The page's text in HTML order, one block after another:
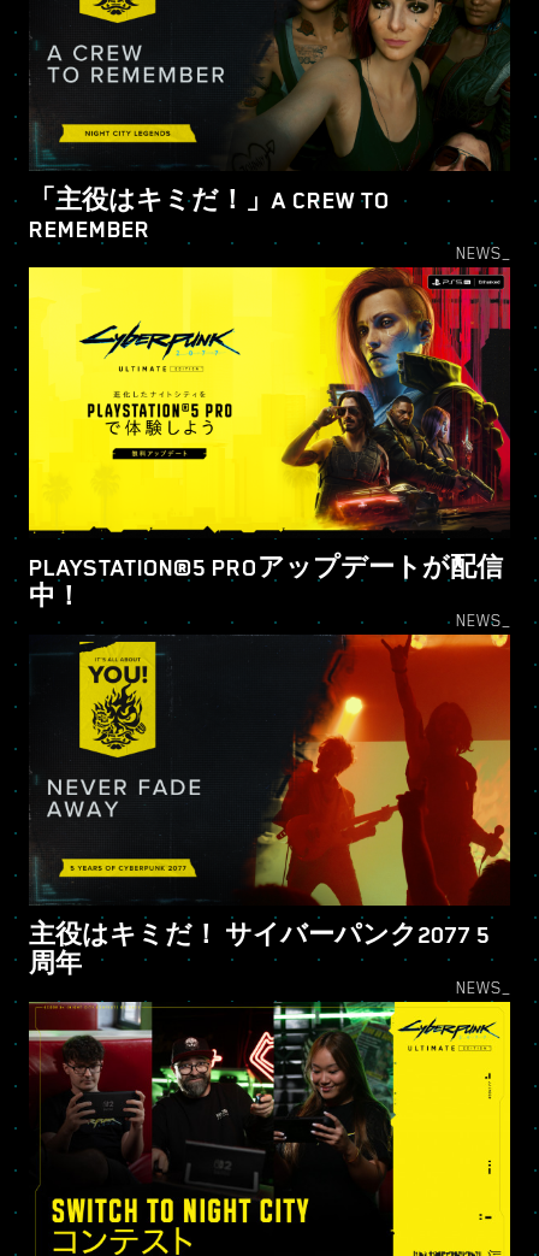
「主役はキミだ！」A CREW TO
REMEMBER
NEWS_
PLAYSTATION®5 PROアップデートが配信
中！
NEWS_
主役はキミだ！ サイバーパンク2077 5
周年
NEWS_